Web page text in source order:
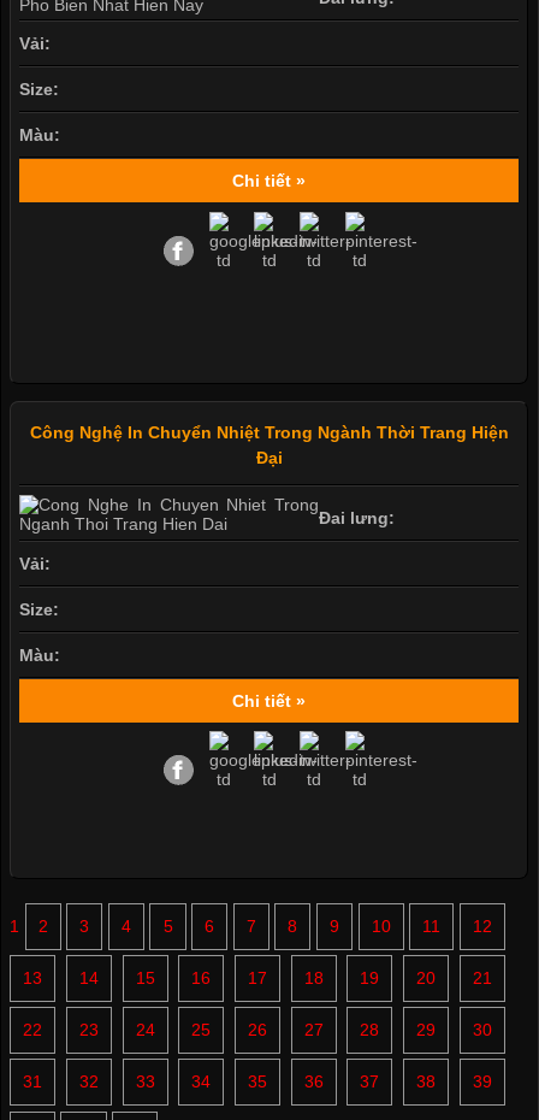
Vải:
Size:
Màu:
Chi tiết »
Công Nghệ In Chuyển Nhiệt Trong Ngành Thời Trang Hiện
Đại
Đai lưng:
Vải:
Size:
Màu:
Chi tiết »
1 2 3 4 5 6 7 8 9 10 11 12
13 14 15 16 17 18 19 20 21
22 23 24 25 26 27 28 29 30
31 32 33 34 35 36 37 38 39